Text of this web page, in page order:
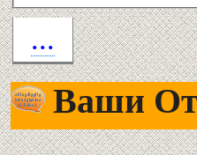
...
Ваши